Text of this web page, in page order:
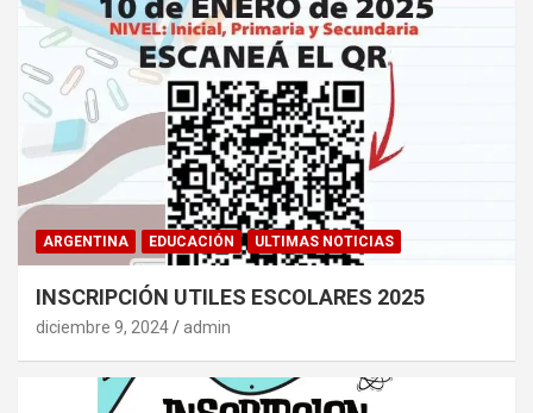
ARGENTINA EDUCACIÓN ULTIMAS NOTICIAS
INSCRIPCIÓN UTILES ESCOLARES 2025
diciembre 9, 2024 admin